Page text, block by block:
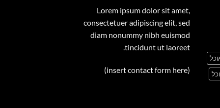
Lorem ipsum dolor sit amet,
consectetuer adipiscing elit, sed
diam nonummy nibh euismod
tincidunt ut laoreet.
(insert contact form here)